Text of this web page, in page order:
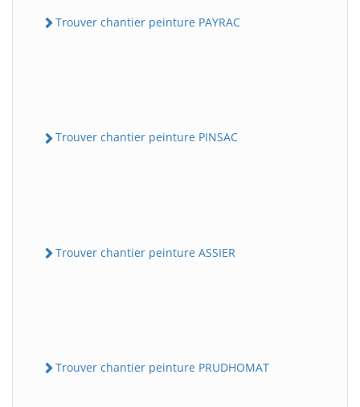
Trouver chantier peinture PAYRAC
Trouver chantier peinture PINSAC
Trouver chantier peinture ASSIER
Trouver chantier peinture PRUDHOMAT